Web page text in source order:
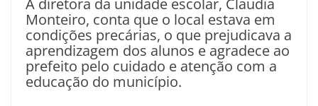
A diretora da unidade escolar, Claudia
Monteiro, conta que o local estava em
condições precárias, o que prejudicava a
aprendizagem dos alunos e agradece ao
prefeito pelo cuidado e atenção com a
educação do município.